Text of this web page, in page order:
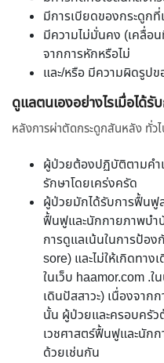
มีการเบียดของกระดูกที่
มีความไม่มั่นคง (เคลื่อ
จากการหักหรือไม่
และ/หรือ มีความผิดรูป
ดูแลตนเองอย่างไรเมื่อได้
หลังการผ่าตัดกระดูกสันหลัง ทั่
ผู้ป่วยต้องปฏิบัติตามคำ
รักษาโดยเคร่งครัด
ผู้ป่วยมักได้รับการฟื้นฟู
ฟื้นฟูและนักกายภาพบำ
การดูแลเน้นในการป้อ
sore) และไม่ให้เกิดทาง
ในเว็บ haamor.com .ใ
เดินปัสสาวะ) เนื่องจาก
นั้น ผู้ป่วยและครอบครั
เวชศาสตร์ฟื้นฟูและนัก
ด้วยเช่นกัน